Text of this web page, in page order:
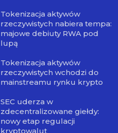
Tokenizacja aktywów
rzeczywistych nabiera tempa:
majowe debiuty RWA pod
lupą
Tokenizacja aktywów
rzeczywistych wchodzi do
mainstreamu rynku krypto
SEC uderza w
zdecentralizowane giełdy:
nowy etap regulacji
kryptowalut